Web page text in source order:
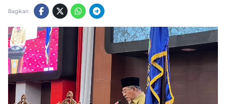
Bagikan: